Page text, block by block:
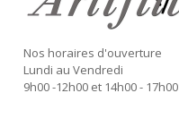
Nos horaires d'ouverture
Lundi au Vendredi
9h00 -12h00 et 14h00 - 17h00